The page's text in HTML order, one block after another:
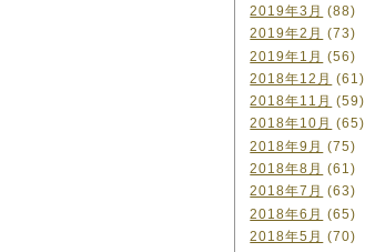
2019年3月 (88)
2019年2月 (73)
2019年1月 (56)
2018年12月 (61)
2018年11月 (59)
2018年10月 (65)
2018年9月 (75)
2018年8月 (61)
2018年7月 (63)
2018年6月 (65)
2018年5月 (70)